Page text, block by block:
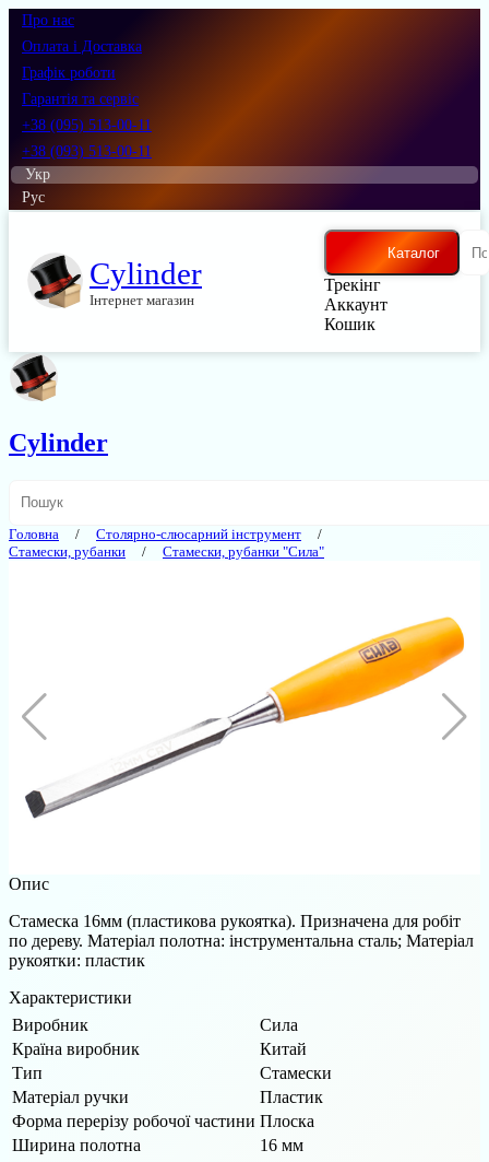
Про нас
Оплата і Доставка
Графік роботи
Гарантія та сервіс
+38 (095) 513-00-11
+38 (093) 513-00-11
Укр
Рус
Cylinder
Інтернет магазин
Каталог
Трекінг
Аккаунт
Кошик
Cylinder
Головна
Столярно-слюсарний інструмент
Стамески, рубанки
Стамески, рубанки "Сила"
Опис
Стамеска 16мм (пластикова рукоятка). Призначена для робіт
по дереву. Матеріал полотна: інструментальна сталь; Матеріал
рукоятки: пластик
Характеристики
Виробник
Сила
Країна виробник
Китай
Тип
Стамески
Матеріал ручки
Пластик
Форма перерізу робочої частини Плоска
Ширина полотна
16 мм